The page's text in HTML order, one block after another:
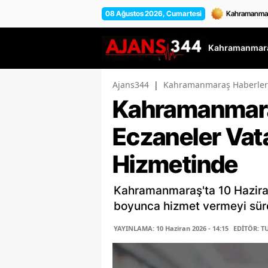
08 Ağustos 2026, Cumartesi
Ajans344 | Kahramanmaraş
Eczaneler
Hizmetinde
Kahramanmaraş'ta 10
boyunca hizmet vermeyi
YAYINLAMA: 10 Haziran 2026 - 14:15 EDİTÖR: